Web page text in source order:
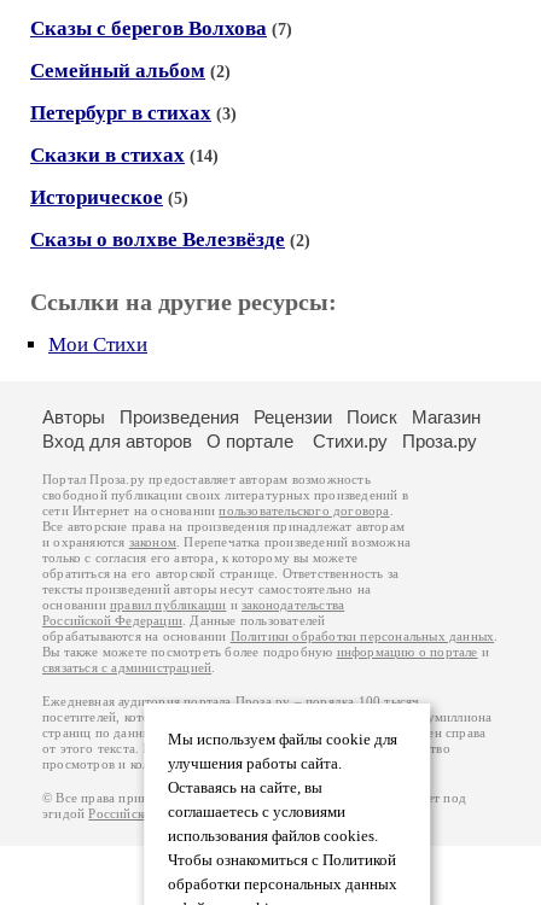
Сказы с берегов Волхова (7)
Семейный альбом (2)
Петербург в стихах (3)
Сказки в стихах (14)
Историческое (5)
Сказы о волхве Велезвёзде (2)
Ссылки на другие ресурсы:
Мои Стихи
Мы используем файлы cookie для
улучшения работы сайта.
Оставаясь на сайте, вы
соглашаетесь с условиями
использования файлов cookies.
Чтобы ознакомиться с Политикой
обработки персональных данных
Авторы Произведения Рецензии Поиск
Магазин
Вход для авторов
О портале Стихи.ру Проза.ру
Портал Проза.ру предоставляет авторам возможность
свободной публикации своих литературных произведений в
сети Интернет на основаниипользовательского договора
Все авторские права на произведения принадлежат авторам
и охраняются законом . Перепечатка произведений возможна
только с согласия его автора, к которому вы можете
обратиться на его авторской странице. Ответственность за
тексты произведений авторы несут самостоятельно на
основанииправил публикации изаконодательства
Российской Федерации . Данные пользователей
обрабатываются на основании Политики обработки персональных данных
Вы также можете посмотреть более подробную информацию о портале и
связаться с администрацией
Ежедневная аудитория портала Проза.ру – порядка 100 тысяч
посетителей, которые в общей сумме просматривают более полумиллиона
страниц по данным счетчика посещаемости, который расположен справа
от этого текста. В каждой графе указано по две цифры: количество
просмотров и количество посетителей.
© Все права принадлежат авторам, 2000-2026. Портал работает под
эгидойРоссийского союза писателей.18+